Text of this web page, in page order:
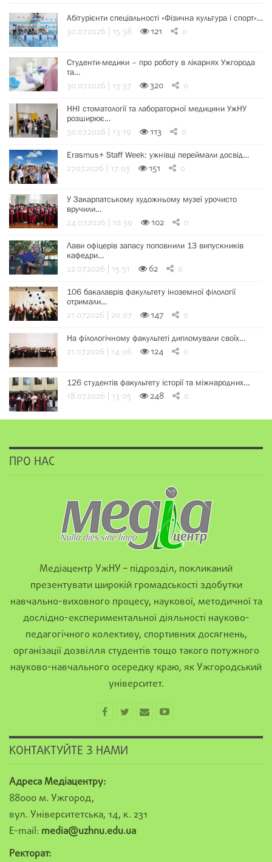
Абітурієнти спеціальності «Фізична культура і спорт»…
30.07.2026 | 15:38 121 0
Студенти-медики – про роботу в лікарнях Ужгорода
та…
30.07.2026 | 13:37 320 0
ННІ стоматології та лабораторної медицини УжНУ
розширює…
30.07.2026 | 13:19 113 0
Erasmus+ Staff Week: ужнівці переймали досвід…
27.07.2026 | 17:03 151 0
У Закарпатському художньому музеї урочисто
вручили…
24.07.2026 | 10:39 102 0
Лави офіцерів запасу поповнили 13 випускників
кафедри…
22.07.2026 | 15:51 62 0
106 бакалаврів факультету іноземної філології
отримали…
21.07.2026 | 20:07 147 0
На філологічному факультеті дипломували своїх…
21.07.2026 | 14:06 124 0
126 студентів факультету історії та міжнародних…
18.07.2026 | 13:05 248 0
ПРО НАС
Медіацентр УжНУ – підрозділ, покликаний
презентувати широкій громадськості здобутки
навчально-виховного процесу, наукової, методичної та
дослідно-експериментальної діяльності науково-
педагогічного колективу, спортивних досягнень,
організації дозвілля студентів тощо такого потужного
науково-навчального осередку краю, як Ужгородський
університет.
КОНТАКТУЙТЕ З НАМИ
Адреса Медіацентру:
88000 м. Ужгород,
вул. Університетська, 14, к. 231
E-mail: media@uzhnu.edu.ua
Ректорат: